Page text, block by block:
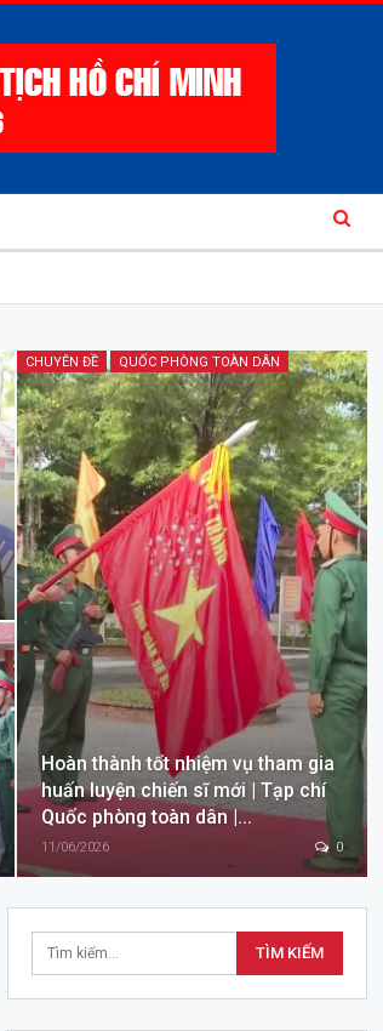
CHUYÊN ĐỀ QUỐC PHÒNG TOÀN DÂN
Hoàn thành tốt nhiệm vụ tham gia
huấn luyện chiến sĩ mới | Tạp chí
Quốc phòng toàn dân |…
11/06/2026 0